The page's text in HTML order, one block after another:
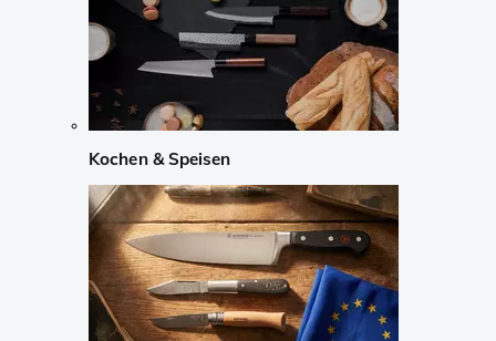
Kochen & Speisen